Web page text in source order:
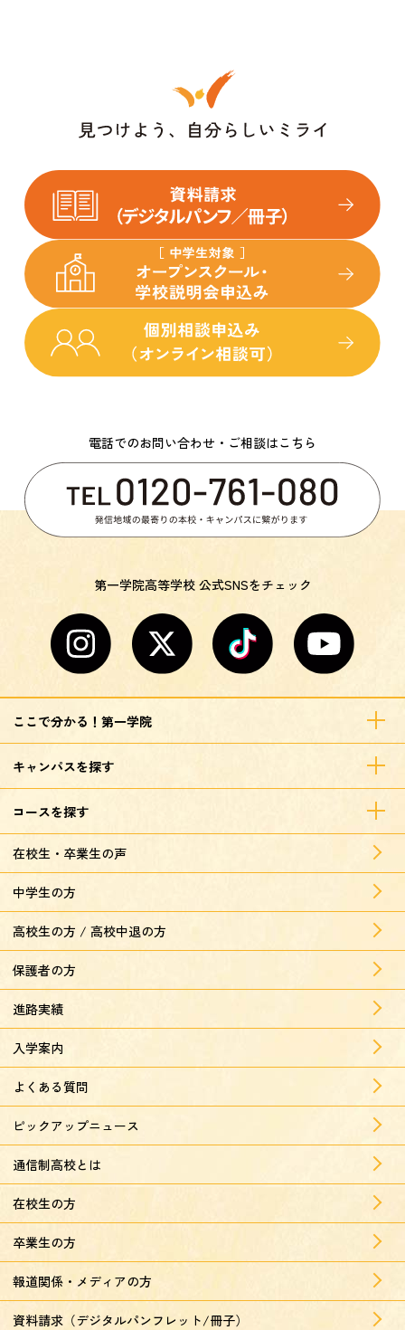
電話でのお問い合わせ・ご相談はこちら
第一学院高等学校 公式SNSをチェック
ここで分かる！第一学院
キャンパスを探す
コースを探す
在校生・卒業生の声
中学生の方
高校生の方 / 高校中退の方
保護者の方
進路実績
入学案内
よくある質問
ピックアップニュース
通信制高校とは
在校生の方
卒業生の方
報道関係・メディアの方
資料請求（デジタルパンフレット/冊子）